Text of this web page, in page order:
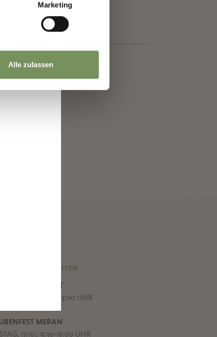
Marketing
Alle zulassen
HIMMELFAHRT
15.08.: 9:30-13:00 UHR
MERAN
17.10.: 9:30-16:00 UHR